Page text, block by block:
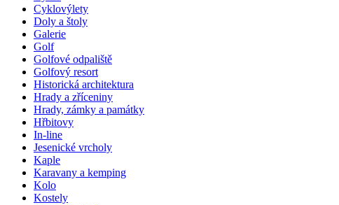
Cyklovýlety
Doly a štoly
Galerie
Golf
Golfové odpaliště
Golfový resort
Historická architektura
Hrady a zříceniny
Hrady, zámky a památky
Hřbitovy
In-line
Jesenické vrcholy
Kaple
Karavany a kemping
Kolo
Kostely